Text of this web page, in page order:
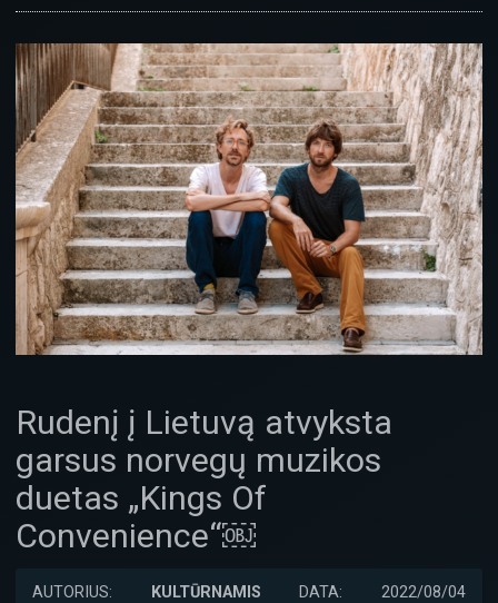
Rudenį į Lietuvą atvyksta
garsus norvegų muzikos
duetas „Kings Of
Convenience“￼
AUTORIUS: KULTŪRNAMIS DATA: 2022/08/04